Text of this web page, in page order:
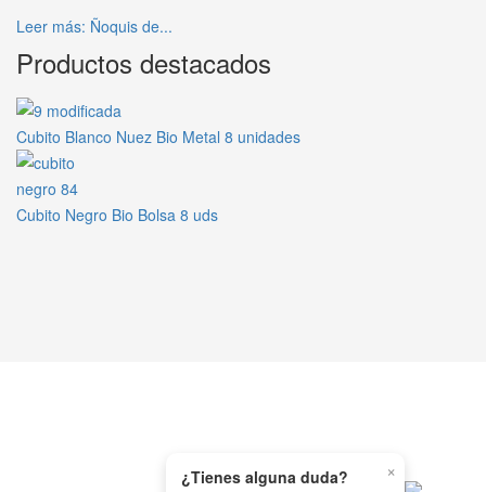
Leer más: Ñoquis de...
Productos destacados
Cubito Blanco Nuez Bio Metal 8 unidades
Cubito Negro Bio Bolsa 8 uds
×
¿Tienes alguna duda?